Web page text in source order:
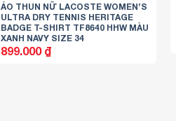
ÁO THUN NỮ LACOSTE WOMEN’S
ULTRA DRY TENNIS HERITAGE
BADGE T-SHIRT TF8640 HHW MÀU
XANH NAVY SIZE 34
899.000 ₫